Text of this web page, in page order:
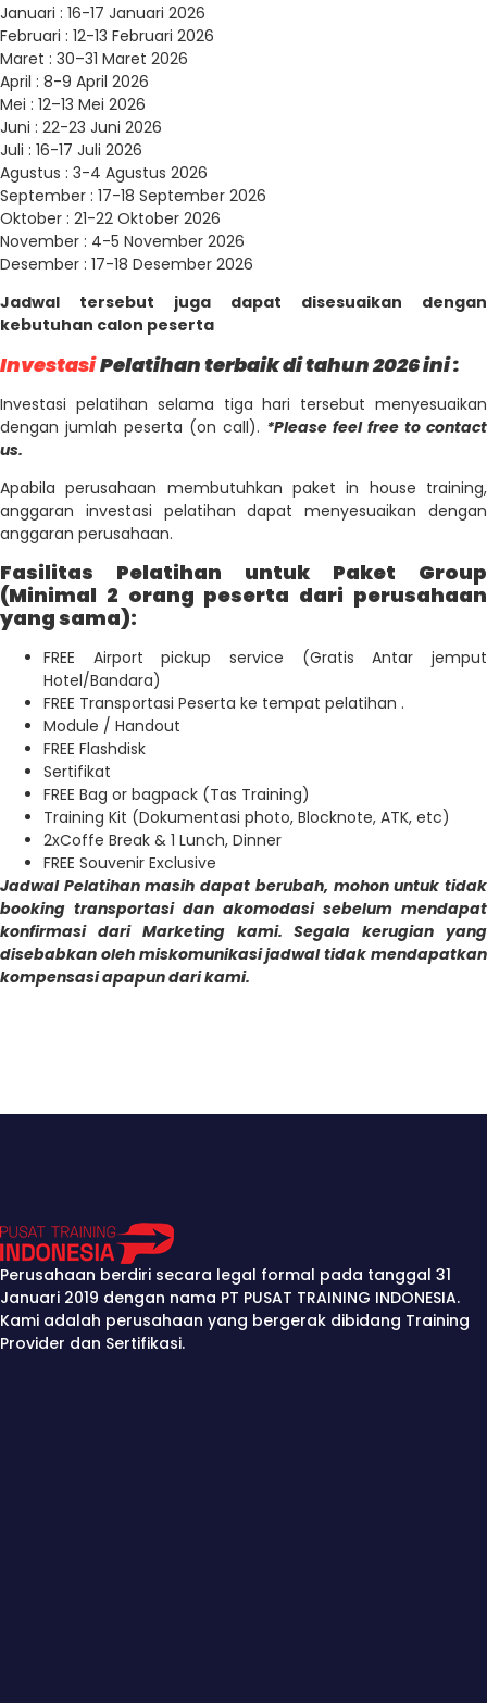
Januari : 16-17 Januari 2026
Februari : 12-13 Februari 2026
Maret : 30–31 Maret 2026
April : 8-9 April 2026
Mei : 12–13 Mei 2026
Juni : 22-23 Juni 2026
Juli : 16-17 Juli 2026
Agustus : 3-4 Agustus 2026
September : 17-18 September 2026
Oktober : 21-22 Oktober 2026
November : 4-5 November 2026
Desember : 17-18 Desember 2026
Jadwal tersebut juga dapat disesuaikan dengan
kebutuhan calon peserta
InvestasiPelatihan terbaik di tahun 2026 ini :
Investasi pelatihan selama tiga hari tersebut menyesuaikan
dengan jumlah peserta (on call). *Please feel free to contact
us.
Apabila perusahaan membutuhkan paket in house training,
anggaran investasi pelatihan dapat menyesuaikan dengan
anggaran perusahaan.
Fasilitas Pelatihan untuk Paket Group
(Minimal 2 orang peserta dari perusahaan
yang sama):
FREE Airport pickup service (Gratis Antar jemput
Hotel/Bandara)
FREE Transportasi Peserta ke tempat pelatihan .
Module / Handout
FREE Flashdisk
Sertifikat
FREE Bag or bagpack (Tas Training)
Training Kit (Dokumentasi photo, Blocknote, ATK, etc)
2xCoffe Break & 1 Lunch, Dinner
FREE Souvenir Exclusive
Jadwal Pelatihan masih dapat berubah, mohon untuk tidak
booking transportasi dan akomodasi sebelum mendapat
konfirmasi dari Marketing kami. Segala kerugian yang
disebabkan oleh miskomunikasi jadwal tidak mendapatkan
kompensasi apapun dari kami.
Perusahaan berdiri secara legal formal pada tanggal 31
Januari 2019 dengan nama PT PUSAT TRAINING INDONESIA.
Kami adalah perusahaan yang bergerak dibidang Training
Provider dan Sertifikasi.